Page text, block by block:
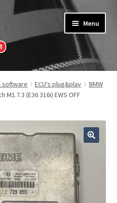
Menu
software ECU's plug&play
BMW
M1.7.3 (E36 316i) EWS OFF